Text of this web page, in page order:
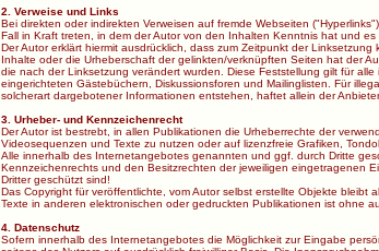
2. Verweise und Links
Bei direkten oder indirekten Verweisen auf fremde Webseiten
Fall in Kraft treten, in dem der Autor von den Inhalten Kenntnis hat und
Der Autor erklärt hiermit ausdrücklich, dass zum Zeitpunkt der
Inhalte oder die Urheberschaft der gelinkten/verknüpften Seiten hat der
die nach der Linksetzung verändert wurden. Diese Feststellung gilt für
eingerichteten Gästebüchern, Diskussionsforen und Mailinglisten. Für
solcherart dargebotener Informationen entstehen, haftet allein der
3. Urheber- und Kennzeichenrecht
Der Autor ist bestrebt, in allen Publikationen die Urheberrechte der
Videosequenzen und Texte zu nutzen oder auf lizenzfreie Grafiken,
Alle innerhalb des Internetangebotes genannten und ggf. durch Dritte
Kennzeichenrechts und den Besitzrechten der jeweiligen eingetragenen
Dritter geschützt sind!
Das Copyright für veröffentlichte, vom Autor selbst erstellte Objekte
Texte in anderen elektronischen oder gedruckten Publikationen ist ohne
4. Datenschutz
Sofern innerhalb des Internetangebotes die Möglichkeit zur Eingabe